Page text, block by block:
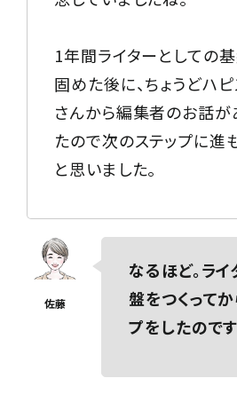
1年間ライターとしての
固めた後に、ちょうどハ
さんから編集者のお話が
たので次のステップに進
と思いました。
なるほど。ラ
盤をつくって
プをしたのです